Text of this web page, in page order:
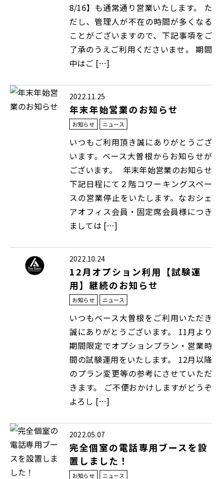
8/16】も通常通り営業いたします。 た
だし、管理人が不在の時間が多くなる
ことがございますので、下記事項をご
了承のうえご利用くださいませ。 期間
中はご […]
2022.11.25
年末年始営業のお知らせ
お知らせ ニュース
いつもご利用頂き誠にありがとうござ
います。ベース大曽根からお知らせが
ございます。 年末年始営業のお知らせ
下記日程にて２階コワーキングスペー
スの営業停止をいたします。なおシェ
アオフィス会員・固定席会員様につき
ましては […]
2022.10.24
12月オプション利用【試験運
用】継続のお知らせ
お知らせ ニュース
いつもベース大曽根をご利用いただき
誠にありがとうございます。 11月より
期間限定でオプションプラン・営業時
間の試験運用をいたします。 12月以降
のプラン変更等の参考にさせていただ
きます。 ご不便おかけしますがどうぞ
よろし […]
2022.05.07
完全個室の電話専用ブースを設
置しました！
お知らせ ニュース